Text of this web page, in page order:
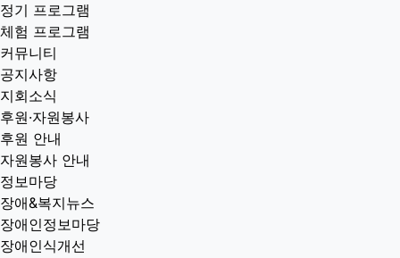
정기 프로그램
체험 프로그램
커뮤니티
공지사항
지회소식
후원·자원봉사
후원 안내
자원봉사 안내
정보마당
장애&복지뉴스
장애인정보마당
장애인식개선